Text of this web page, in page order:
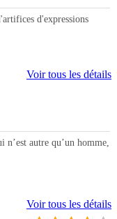
d'expressions
Voir tous les détails
autre qu’un homme,
Voir tous les détails